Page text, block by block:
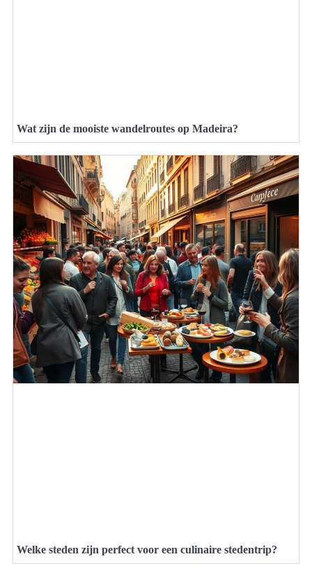
Wat zijn de mooiste wandelroutes op Madeira?
Welke steden zijn perfect voor een culinaire stedentrip?